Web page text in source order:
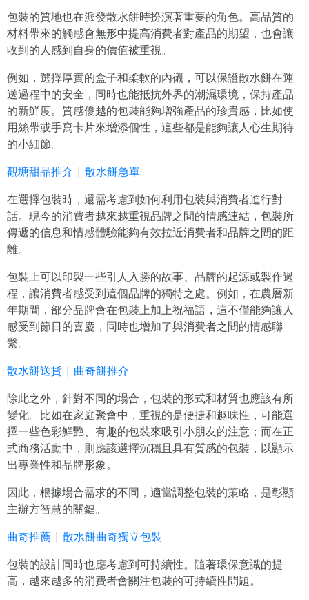
包裝的質地也在派發散水餅時扮演著重要的角色。高品質的
材料帶來的觸感會無形中提高消費者對產品的期望，也會讓
收到的人感到自身的價值被重視。
例如，選擇厚實的盒子和柔軟的內襯，可以保證散水餅在運
送過程中的安全，同時也能抵抗外界的潮濕環境，保持產品
的新鮮度。質感優越的包裝能夠增強產品的珍貴感，比如使
用絲帶或手寫卡片來增添個性，這些都是能夠讓人心生期待
的小細節。
觀塘甜品推介 | 散水餅急單
在選擇包裝時，還需考慮到如何利用包裝與消費者進行對
話。現今的消費者越來越重視品牌之間的情感連結，包裝所
傳遞的信息和情感體驗能夠有效拉近消費者和品牌之間的距
離。
包裝上可以印製一些引人入勝的故事、品牌的起源或製作過
程，讓消費者感受到這個品牌的獨特之處。例如，在農曆新
年期間，部分品牌會在包裝上加上祝福語，這不僅能夠讓人
感受到節日的喜慶，同時也增加了與消費者之間的情感聯
繫。
散水餅送貨 | 曲奇餅推介
除此之外，針對不同的場合，包裝的形式和材質也應該有所
變化。比如在家庭聚會中，重視的是便捷和趣味性，可能選
擇一些色彩鮮艷、有趣的包裝來吸引小朋友的注意；而在正
式商務活動中，則應該選擇沉穩且具有質感的包裝，以顯示
出專業性和品牌形象。
因此，根據場合需求的不同，適當調整包裝的策略，是彰顯
主辦方智慧的關鍵。
曲奇推薦 | 散水餅曲奇獨立包裝
包裝的設計同時也應考慮到可持續性。隨著環保意識的提
高，越來越多的消費者會關注包裝的可持續性問題。